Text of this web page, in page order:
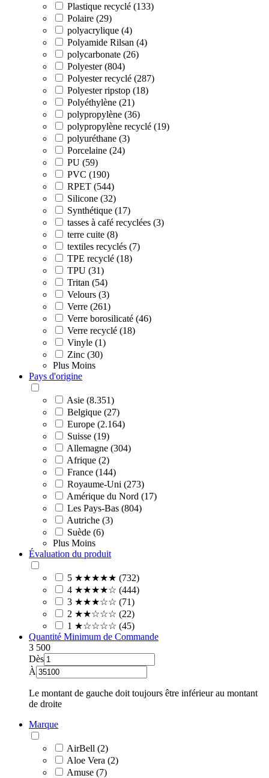
Plastique recyclé (133)
Polaire (29)
polyacrylique (4)
Polyamide Rilsan (4)
polycarbonate (26)
Polyester (804)
Polyester recyclé (287)
Polyester ripstop (18)
Polyéthylène (21)
polypropylène (36)
polypropylène recyclé (19)
polyuréthane (3)
Porcelaine (24)
PU (59)
PVC (190)
RPET (544)
Silicone (32)
Synthétique (17)
tasses à café recyclées (3)
terre cuite (8)
textiles recyclés (7)
TPE recyclé (18)
TPU (31)
Tritan (54)
Velours (3)
Verre (261)
Verre borosilicaté (46)
Verre recyclé (18)
Vinyle (1)
Zinc (30)
Plus Moins
Pays d'origine
Asie (8.351)
Belgique (27)
Europe (2.164)
Suisse (19)
Allemagne (304)
Afrique (2)
France (144)
Royaume-Uni (273)
Amérique du Nord (17)
Les Pays-Bas (804)
Autriche (3)
Suède (6)
Plus Moins
Évaluation du produit
5 ★★★★★ (732)
4 ★★★★☆ (444)
3 ★★★☆☆ (71)
2 ★★☆☆☆ (22)
1 ★☆☆☆☆ (45)
Quantité Minimum de Commande
3 500
Dès
À
Le montant de gauche doit toujours être inférieur au montant
de droite
Marque
AirBell (2)
Aloe Vera (2)
Amuse (7)